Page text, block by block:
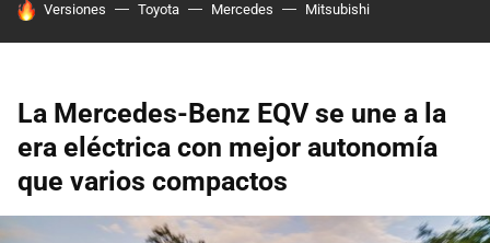
HOY SE HABLA DE
Versiones Toyota Mercedes Mitsubishi
La Mercedes-Benz EQV se une a la
era eléctrica con mejor autonomía
que varios compactos